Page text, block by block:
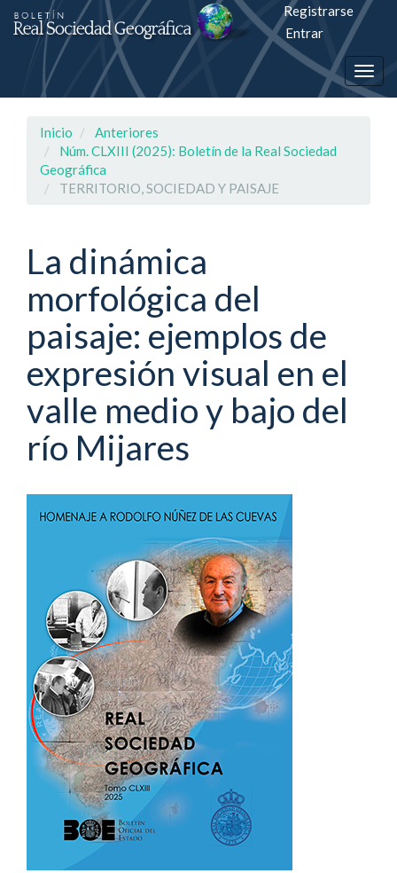
Salto
rápiso
a
página
Navegación
principal
Contenido
principal
Barra
lateral
Registrarse
Entrar
Inicio
Anteriores
Núm. CLXIII (2025): Boletín de la Real Sociedad
Geográfica
TERRITORIO, SOCIEDAD Y PAISAJE
La dinámica
morfológica del
paisaje: ejemplos de
expresión visual en el
valle medio y bajo del
río Mijares
Barra
artículo